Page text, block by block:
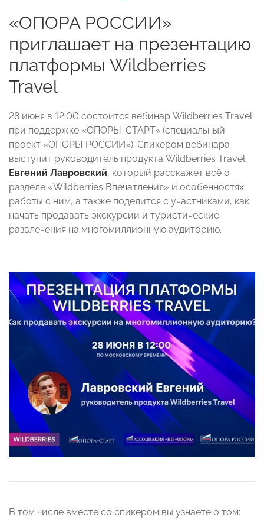
«ОПОРА РОССИИ»
приглашает на презентацию
платформы Wildberries
Travel
28 июня в 12:00 состоится вебинар Wildberries Travel
при поддержке «ОПОРЫ-СТАРТ» (специальный
проект «ОПОРЫ РОССИИ»). Спикером вебинара
выступит руководитель продукта Wildberries Travel
Евгений Лавровский, который расскажет всё о
разделе «Wildberries Впечатления» и особенностях
работы с ним, а также поделится с участниками, как
начать продавать экскурсии и туристические
развлечения на многомиллионную аудиторию.
В том числе вместе со спикером вы узнаете о том: